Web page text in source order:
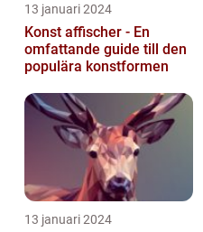
13 januari 2024
Konst affischer - En
omfattande guide till den
populära konstformen
13 januari 2024